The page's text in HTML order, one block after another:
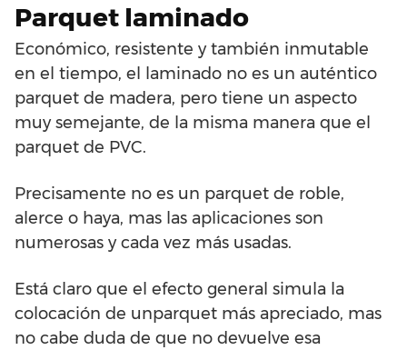
Parquet laminado
Económico, resistente y también inmutable
en el tiempo, el laminado no es un auténtico
parquet de madera, pero tiene un aspecto
muy semejante, de la misma manera que el
parquet de PVC.
Precisamente no es un parquet de roble,
alerce o haya, mas las aplicaciones son
numerosas y cada vez más usadas.
Está claro que el efecto general simula la
colocación de unparquet más apreciado, mas
no cabe duda de que no devuelve esa